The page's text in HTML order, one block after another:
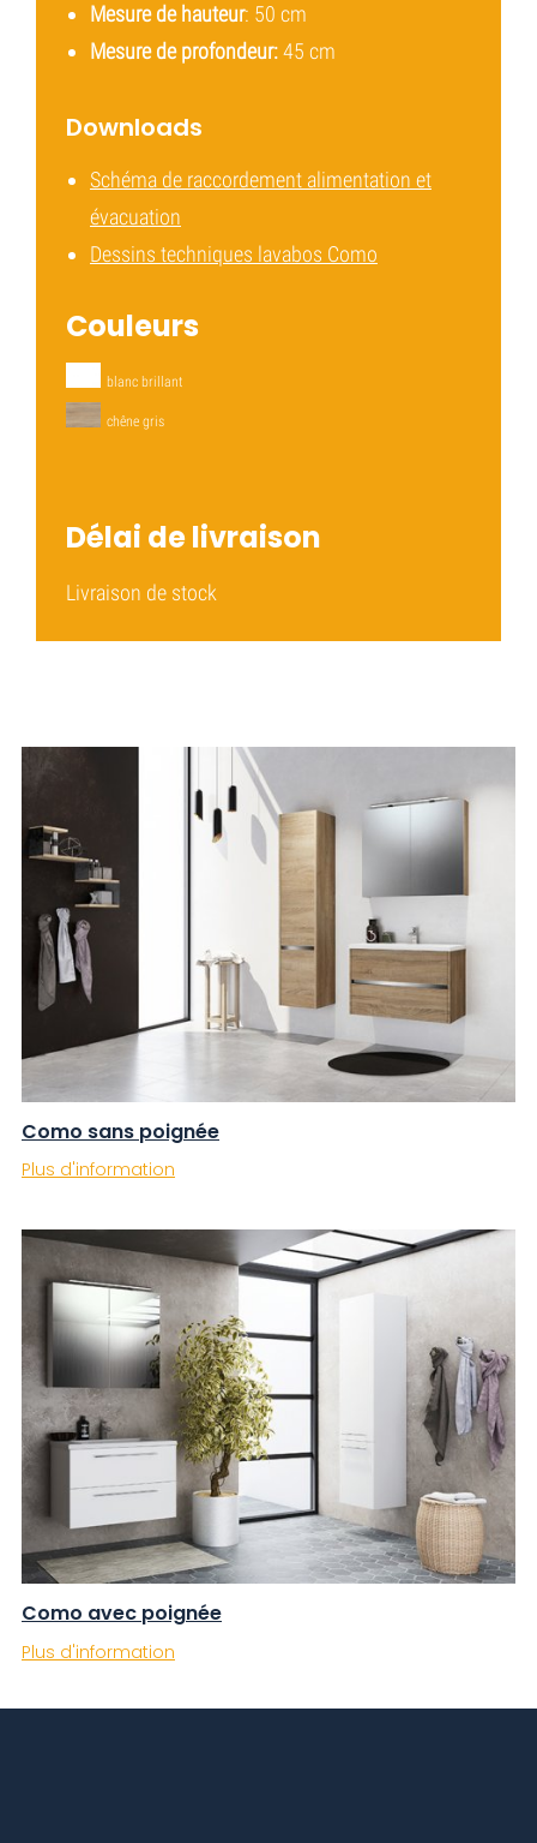
Mesure de hauteur: 50 cm
Mesure de profondeur:45 cm
Downloads
Schéma de raccordement alimentation et
évacuation
Dessins techniques lavabos Como
Couleurs
blanc brillant
chêne gris
Délai de livraison
Livraison de stock
Como sans poignée
Plus d'information
Como avec poignée
Plus d'information